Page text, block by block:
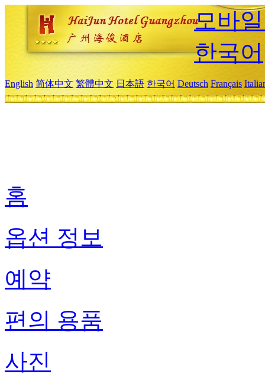
모바
한국어
English 简体中文 繁體中文 日本語 한국어 Deutsch Français
홈
옵션 정보
예약
편의 용품
사진